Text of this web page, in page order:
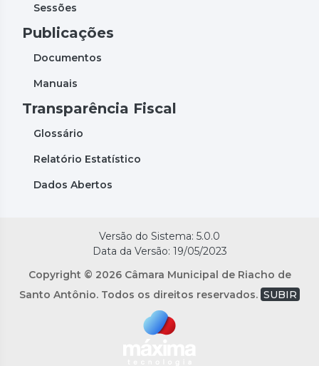
Sessões
Publicações
Documentos
Manuais
Transparência Fiscal
Glossário
Relatório Estatístico
Dados Abertos
Versão do Sistema: 5.0.0
Data da Versão: 19/05/2023
Copyright © 2026 Câmara Municipal de Riacho de
Santo Antônio. Todos os direitos reservados. SUBIR